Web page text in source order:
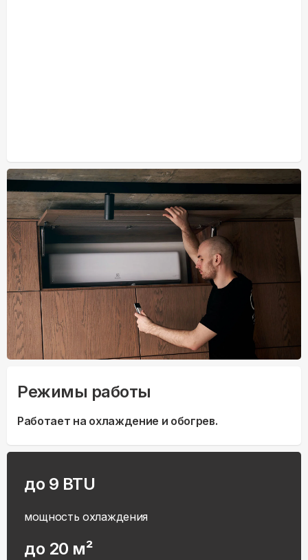
Режимы работы
Работает на охлаждение и обогрев.
до 9 BTU
мощность охлаждения
до 20 м²